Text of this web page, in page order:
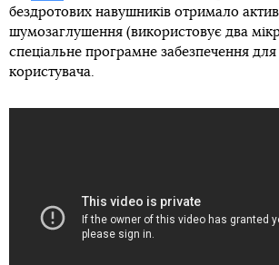
бездротових навушників отримало
шумозаглушення (використовує два
спеціальне програмне забезпечення для
користувача.